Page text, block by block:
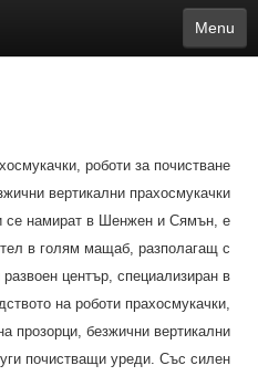
Menu
Mongolian bāṅlā Norsk
Türkçe
Tiếng Việt
Estonia Bulgarian
роботи за почистване
вертикални прахосмукачки
се намират в Шенжен и Сямън, е
в голям мащаб, разполагащ с
център, специализиран в
на роботи прахосмукачки,
прозорци, безжични вертикални
почистващи уреди. Със силен